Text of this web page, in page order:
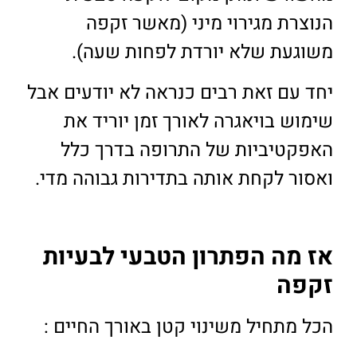
הנוצרת מגירוי מיני (מאשר זקפה
משוגעת שלא יורדת לפחות שעה).
יחד עם זאת רבים כנראה לא יודעים אבל
שימוש בויאגרה לאורך זמן יוריד את
האפקטיביות של התרופה בדרך כלל
ואסור לקחת אותה בתדירות גבוהה מדי.
אז מה הפתרון הטבעי לבעיות
זקפה
הכל מתחיל משינוי קטן באורך החיים :